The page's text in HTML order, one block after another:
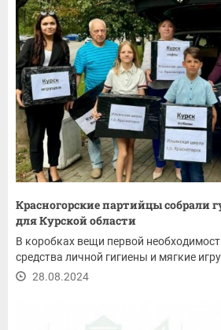
Красногорские партийцы собрали
для Курской области
В коробках вещи первой
средства личной гигиены и мягкие
28.08.2024